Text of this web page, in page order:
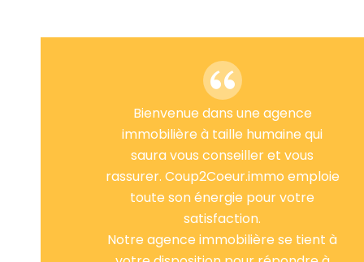
Bienvenue dans une agence
immobilière à taille humaine qui
saura vous conseiller et vous
rassurer. Coup2Coeur.immo emploie
toute son énergie pour votre
satisfaction.
Notre agence immobilière se tient à